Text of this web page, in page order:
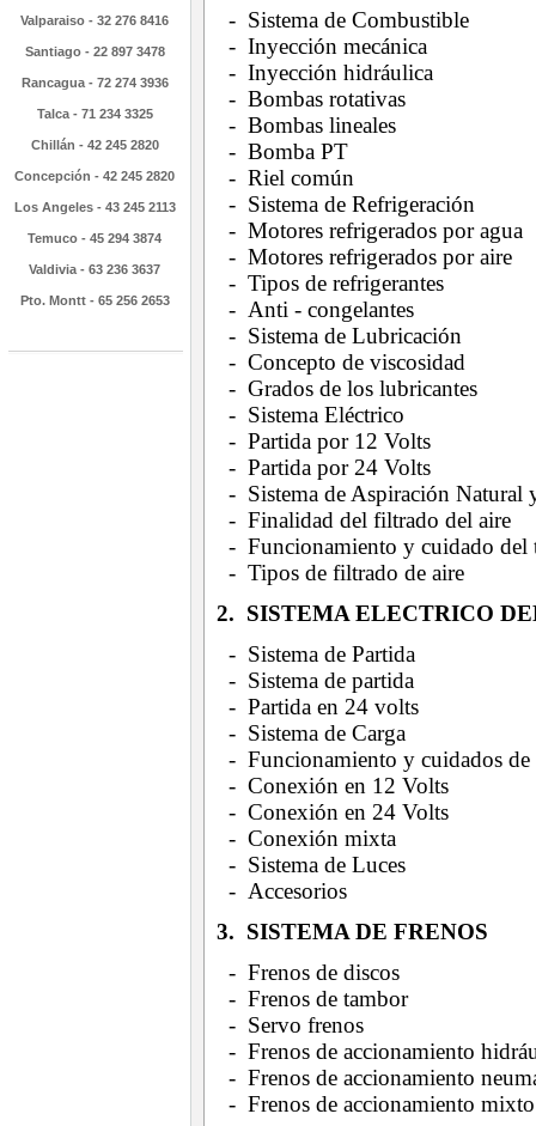
Valparaiso - 32 276 8416
Santiago - 22 897 3478
Rancagua - 72 274 3936
Talca - 71 234 3325
Chillán - 42 245 2820
Concepción - 42 245 2820
Los Angeles - 43 245 2113
Temuco - 45 294 3874
Valdivia - 63 236 3637
Pto. Montt - 65 256 2653
- Sistema de Combustible
- Inyección mecánica
- Inyección hidráulica
- Bombas rotativas
- Bombas lineales
- Bomba PT
- Riel común
- Sistema de Refrigeración
- Motores refrigerados por agua
- Motores refrigerados por aire
- Tipos de refrigerantes
- Anti - congelantes
- Sistema de Lubricación
- Concepto de viscosidad
- Grados de los lubricantes
- Sistema Eléctrico
- Partida por 12 Volts
- Partida por 24 Volts
- Sistema de Aspiración Natural
- Finalidad del filtrado del aire
- Funcionamiento y cuidado
- Tipos de filtrado de aire
2. SISTEMA ELECTRICO
- Sistema de Partida
- Sistema de partida
- Partida en 24 volts
- Sistema de Carga
- Funcionamiento y cuidados
- Conexión en 12 Volts
- Conexión en 24 Volts
- Conexión mixta
- Sistema de Luces
- Accesorios
3. SISTEMA DE FRENOS
- Frenos de discos
- Frenos de tambor
- Servo frenos
- Frenos de accionamiento
- Frenos de accionamiento
- Frenos de accionamiento mixto